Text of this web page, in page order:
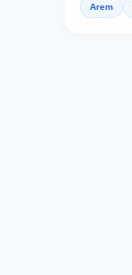
Arem